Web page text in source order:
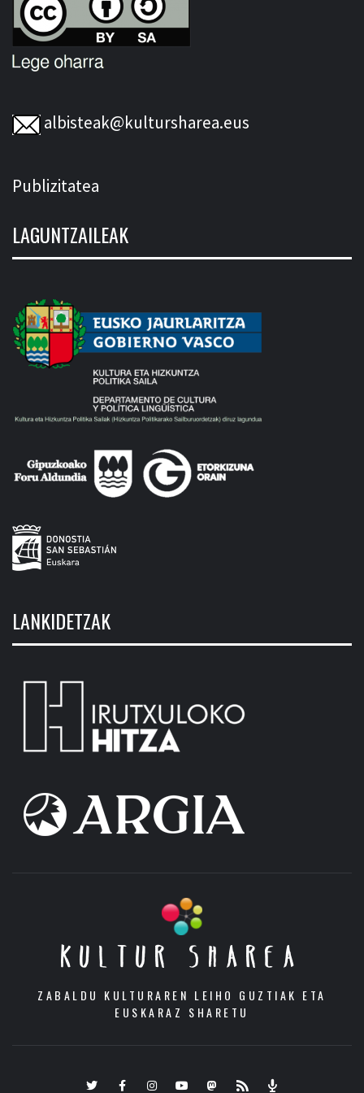
albisteak@kultursharea.eus
Publizitatea
LAGUNTZAILEAK
LANKIDETZAK
KULTUR SHAREA
ZABALDU KULTURAREN LEIHO GUZTIAK ETA
EUSKARAZ SHARETU
TwitterFacebookInstagramYoutubeMastodon.eus
RSS Podcast